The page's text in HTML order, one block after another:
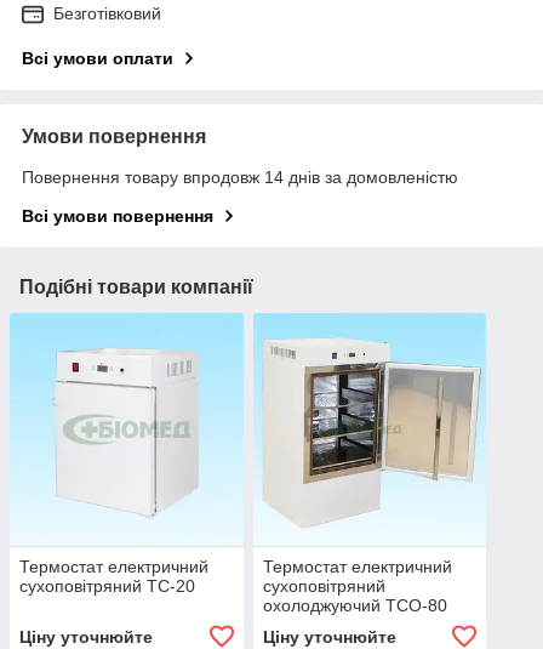
Безготівковий
Всі умови оплати
Умови повернення
Повернення товару впродовж 14 днів за домовленістю
Всі умови повернення
Подібні товари компанії
Термостат електричний
сухоповітряний ТС-20
Ціну уточнюйте
Термостат електричний
сухоповітряний
охолоджуючий ТСО-80
Ціну уточнюйте